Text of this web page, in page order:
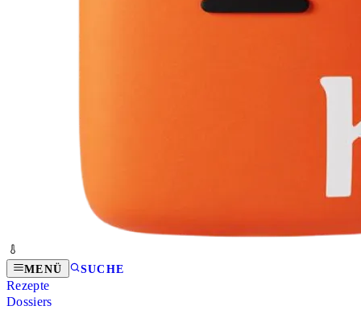
MENÜ SUCHE
Rezepte
Dossiers